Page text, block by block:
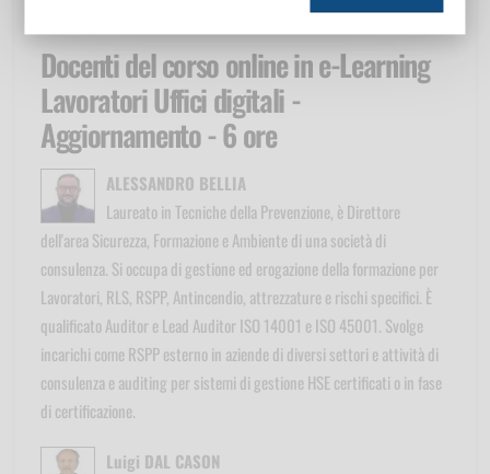
esigenza formativa e di assistenza tecnica.
Docenti del corso online in e-Learning
Lavoratori Uffici digitali -
Aggiornamento - 6 ore
ALESSANDRO BELLIA
Laureato in Tecniche della Prevenzione, è Direttore
dell'area Sicurezza, Formazione e Ambiente di una società di
consulenza. Si occupa di gestione ed erogazione della formazione per
Lavoratori, RLS, RSPP, Antincendio, attrezzature e rischi specifici. È
qualificato Auditor e Lead Auditor ISO 14001 e ISO 45001. Svolge
incarichi come RSPP esterno in aziende di diversi settori e attività di
consulenza e auditing per sistemi di gestione HSE certificati o in fase
di certificazione.
Luigi DAL CASON